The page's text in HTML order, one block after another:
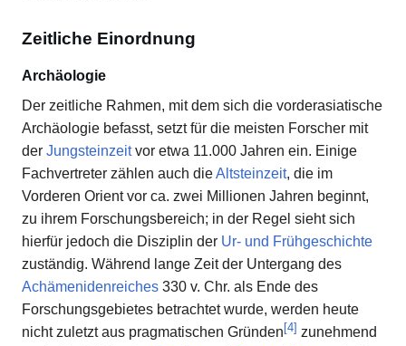
Zeitliche Einordnung
Archäologie
Der zeitliche Rahmen, mit dem sich die vorderasiatische
Archäologie befasst, setzt für die meisten Forscher mit
der Jungsteinzeitvor etwa 11.000 Jahren ein. Einige
Fachvertreter zählen auch dieAltsteinzeit, die im
Vorderen Orient vor ca. zwei Millionen Jahren beginnt,
zu ihrem Forschungsbereich; in der Regel sieht sich
hierfür jedoch die Disziplin der Ur- und Frühgeschichte
zuständig. Während lange Zeit der Untergang des
Achämenidenreiches 330 v. Chr. als Ende des
Forschungsgebietes betrachtet wurde, werden heute
nicht zuletzt aus pragmatischen Gründen [4] zunehmend